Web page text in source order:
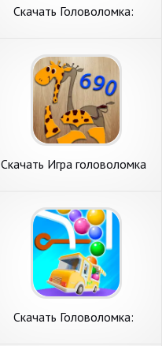
Скачать Головоломка:
Андроид
Скачать Игра головоломка
Андроид
Скачать Головоломка: